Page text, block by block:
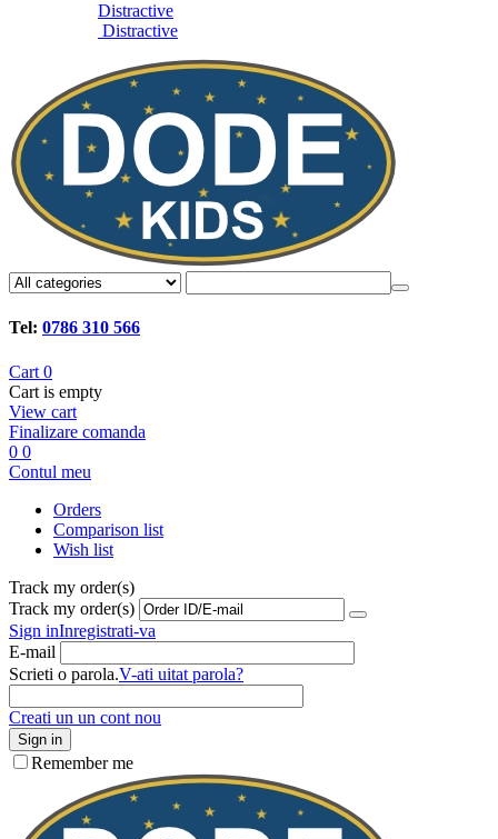
Distractive
Distractive
Tel: 0786 310 566
Cart 0
Cart is empty
View cart
Finalizare comanda
0 0
Contul meu
Orders
Comparison list
Wish list
Track my order(s)
Track my order(s)
Sign inInregistrati-va
E-mail
Scrieti o parola.V-ati uitat parola?
Creati un un cont nou
Sign in
Remember me